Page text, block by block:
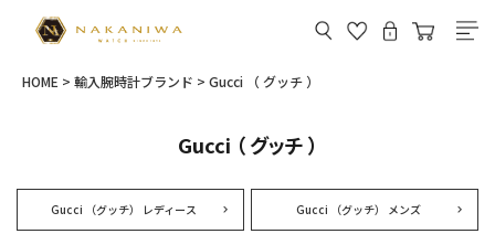
HOME 輸入腕時計ブランド Gucci （ グッチ ）
Gucci （ グッチ ）
Gucci （グッチ） レディース Gucci （グッチ） メンズ